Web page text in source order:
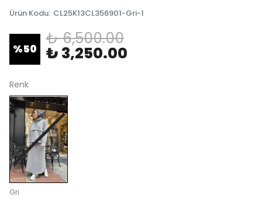
Ürün Kodu: CL25K13CL356901-Gri-1
%50
₺ 6,500.00
₺ 3,250.00
Renk
Gri